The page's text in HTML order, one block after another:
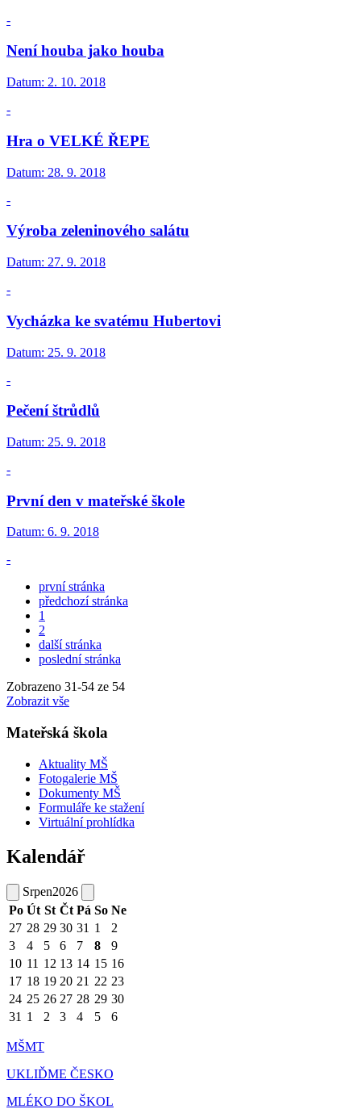
-
Není houba jako houba
Datum: 2. 10. 2018
-
Hra o VELKÉ ŘEPE
Datum: 28. 9. 2018
-
Výroba zeleninového salátu
Datum: 27. 9. 2018
-
Vycházka ke svatému Hubertovi
Datum: 25. 9. 2018
-
Pečení štrůdlů
Datum: 25. 9. 2018
-
První den v mateřské škole
Datum: 6. 9. 2018
-
první stránka
předchozí stránka
1
2
další stránka
poslední stránka
Zobrazeno 31-54 ze 54
Zobrazit vše
Mateřská škola
Aktuality MŠ
Fotogalerie MŠ
Dokumenty MŠ
Formuláře ke stažení
Virtuální prohlídka
Kalendář
Srpen2026
Po Út St Čt Pá So Ne
27 28 29 30 31 1
2
3
4 5 6 7 8
9
10 11 12 13 14 15 16
17 18 19 20 21 22 23
24 25 26 27 28 29 30
31 1 2 3 4 5 6
MŠMT
UKLIĎME ČESKO
MLÉKO DO ŠKOL